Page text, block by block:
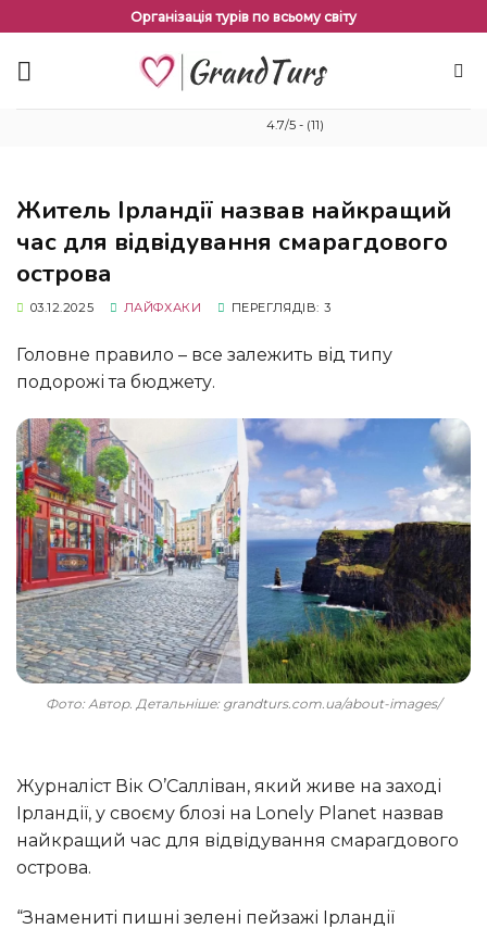
змісту
Організація турів по всьому світу
4.7/5 - (11)
Житель Ірландії назвав найкращий
час для відвідування смарагдового
острова
03.12.2025 ЛАЙФХАКИ ПЕРЕГЛЯДІВ: 3
Головне правило – все залежить від типу
подорожі та бюджету.
Фото: Автор. Детальніше: grandturs.com.ua/about-images/
Журналіст Вік О’Салліван, який живе на заході
Ірландії, у своєму блозі на Lonely Planet назвав
найкращий час для відвідування смарагдового
острова.
“Знамениті пишні зелені пейзажі Ірландії